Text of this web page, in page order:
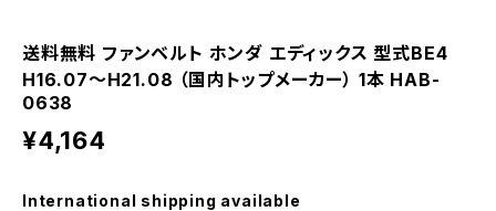
送料無料 ファンベルト ホンダ エディックス 型式BE4
H16.07～H21.08 （国内トップメーカー） 1本 HAB-
0638
¥4,164
International shipping available